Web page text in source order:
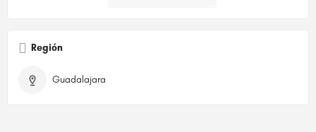
Región
Guadalajara